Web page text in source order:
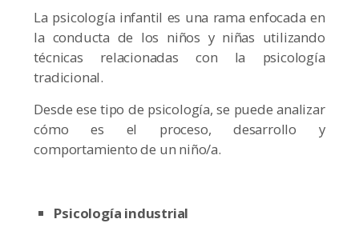
La psicología infantil es una rama enfocada en
la conducta de los niños y niñas utilizando
técnicas relacionadas con la psicología
tradicional.
Desde ese tipo de psicología, se puede analizar
cómo es el proceso, desarrollo y
comportamiento de un niño/a.
Psicología industrial